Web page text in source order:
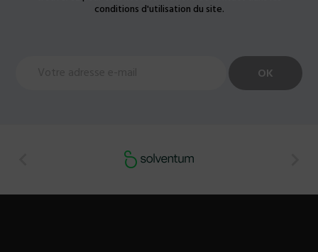
conditions d'utilisation du site.